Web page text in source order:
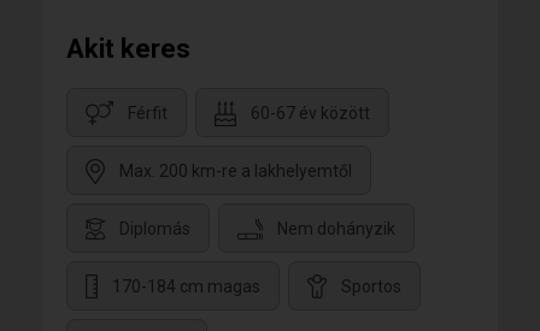
Akit keres
Férfit 60-67 év között
Max. 200 km-re a lakhelyemtől
Diplomás Nem dohányzik
170-184 cm magas Sportos